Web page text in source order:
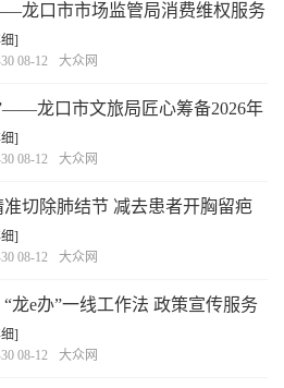
龙口市市场监管局消费维权服务
]
08-12
大众网
龙口市文旅局匠心筹备2026年
]
08-12
大众网
切除肺结节 减去患者开胸留疤
]
08-12
大众网
龙e办”一线工作法 政策宣传服务
]
08-12
大众网